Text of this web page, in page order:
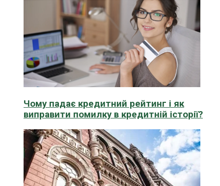
Чому падає кредитний рейтинг і як
виправити помилку в кредитній історії?